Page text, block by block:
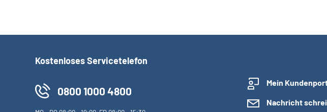
Kostenloses Servicetelefon
0800 1000 4800
Mein
Nachricht